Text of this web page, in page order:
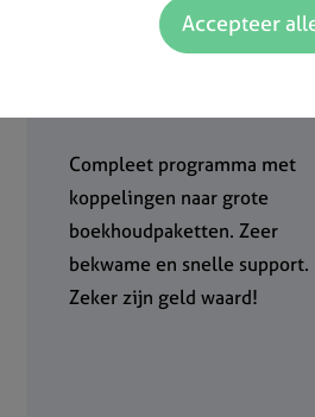
Compleet programma met
koppelingen naar grote
boekhoudpaketten. Zeer
bekwame en snelle support.
Zeker zijn geld waard!